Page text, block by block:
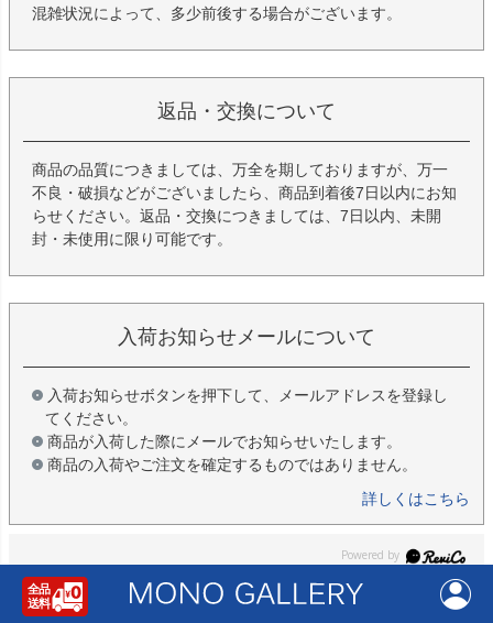
混雑状況によって、多少前後する場合がございます。
返品・交換について
商品の品質につきましては、万全を期しておりますが、万一
不良・破損などがございましたら、商品到着後7日以内にお知
らせください。返品・交換につきましては、7日以内、未開
封・未使用に限り可能です。
入荷お知らせメールについて
入荷お知らせボタンを押下して、メールアドレスを登録し
てください。
商品が入荷した際にメールでお知らせいたします。
商品の入荷やご注文を確定するものではありません。
詳しくはこちら
レビュー